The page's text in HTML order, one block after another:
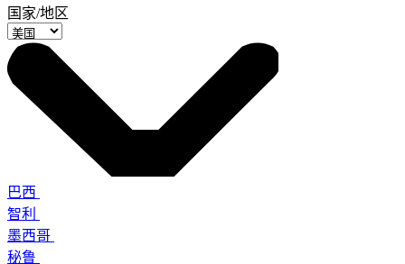
国家/地区
巴西
智利
墨西哥
秘鲁